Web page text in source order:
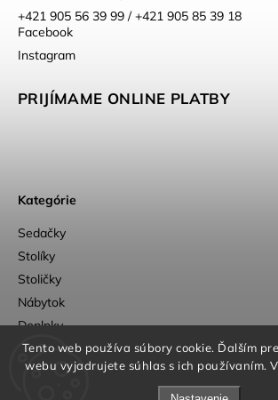
Tento web používa súbory cookie. Ďalším
webu vyjadrujete súhlas s ich používaním.
+421 905 56 39 99 / +421 905 85 39 18
Facebook
Instagram
PRIJÍMAME ONLINE PLATBY
Kategórie
Sedačky
Stolíky
Stoličky
Nábytok
Doplnky
Outlet